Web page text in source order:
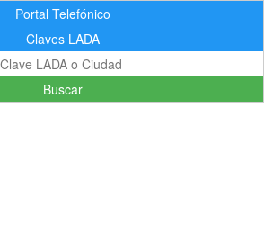
Portal Telefónico
Claves LADA
Buscar